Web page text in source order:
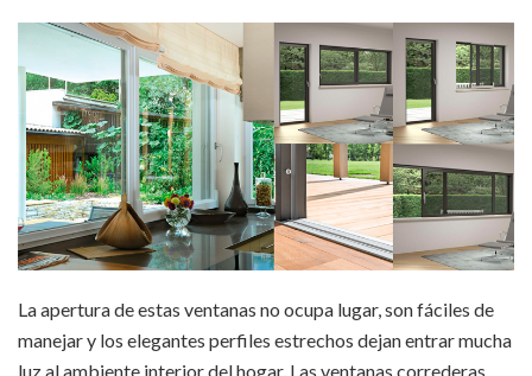
La apertura de estas ventanas no ocupa lugar, son fáciles de
manejar y los elegantes perfiles estrechos dejan entrar mucha
luz al ambiente interior del hogar. Las ventanas correderas